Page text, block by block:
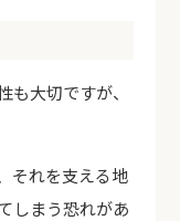
大切ですが、
それを支える地
しまう恐れがあ